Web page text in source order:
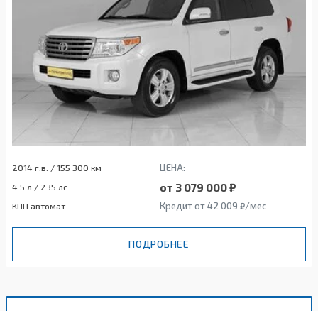
2014 г.в. / 155 300 км ЦЕНА:
4.5 л / 235 лс от 3 079 000 ₽
КПП автомат Кредит от 42 009 ₽/мес
ПОДРОБНЕЕ